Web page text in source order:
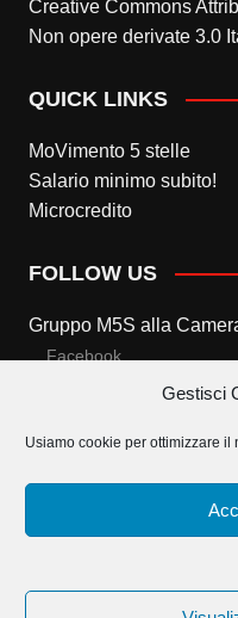
Gestisci
Usiamo cookie per ottimizzare il
Creative Commons
Non opere derivate 3.0
QUICK LINKS
MoVimento 5 stelle
Salario minimo subito!
Microcredito
FOLLOW US
Gruppo M5S alla
Facebook
Twitter